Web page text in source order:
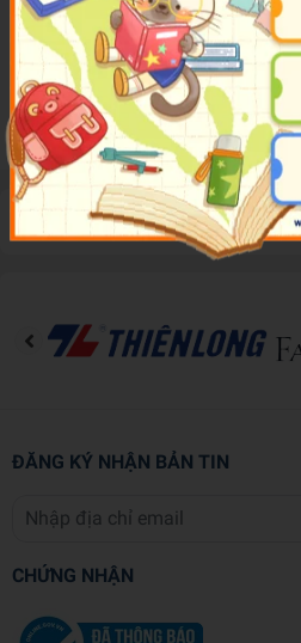
Celebrate Halloween with
illustrated stickers featuring
much more. Whether on
or seasonal decorations, these
perfect for creating your own work
Đánh giá sản phẩm
ĐĂNG KÝ NHẬN BẢN TIN
CHỨNG NHẬN